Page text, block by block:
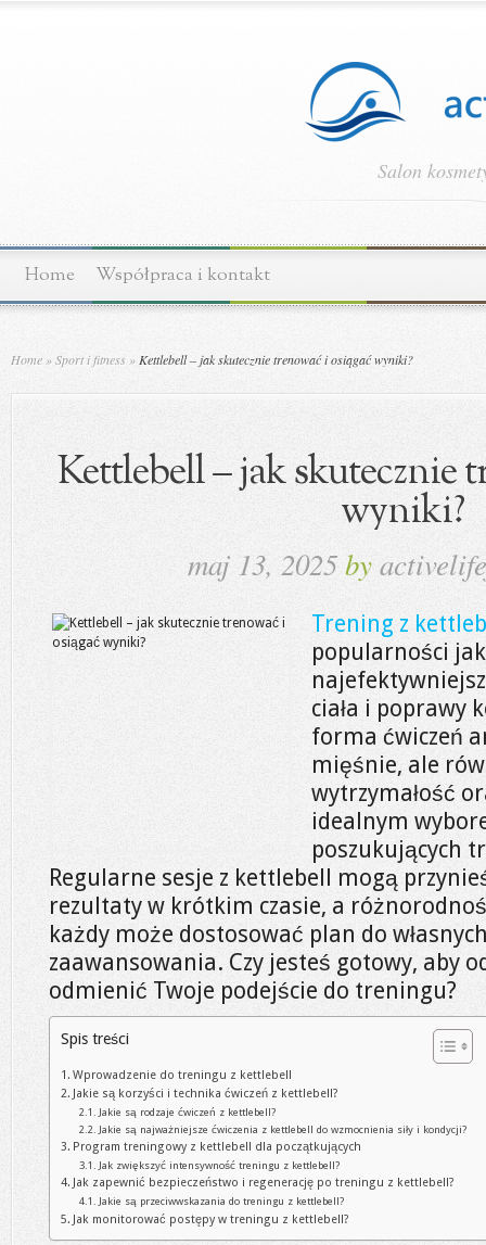
Salon
Home Współpraca i kontakt
Home »Sport i fitness » Kettlebell – jak skutecznie trenować i osiągać wyniki?
Kettlebell – jak skutecznie
wyniki?
maj 13, 2025by
Trening z
popularności
ciała i poprawy
forma ćwiczeń
mięśnie, ale
wytrzymałość
idealnym
poszukujących
Regularne sesje z kettlebell mogą
rezultaty w krótkim czasie, a
każdy może dostosować plan do
zaawansowania. Czy jesteś gotowy, aby
odmienić Twoje podejście do treningu?
Spis treści
Wprowadzenie do treningu z kettlebell
Jakie są korzyści i technika ćwiczeń z kettlebell?
Jakie są rodzaje ćwiczeń z kettlebell?
Jakie są najważniejsze ćwiczenia z kettlebell do wzmocnienia siły i kondycji?
Program treningowy z kettlebell dla początkujących
Jak zwiększyć intensywność treningu z kettlebell?
Jak zapewnić bezpieczeństwo i regenerację po treningu z kettlebell?
Jakie są przeciwwskazania do treningu z kettlebell?
Jak monitorować postępy w treningu z kettlebell?